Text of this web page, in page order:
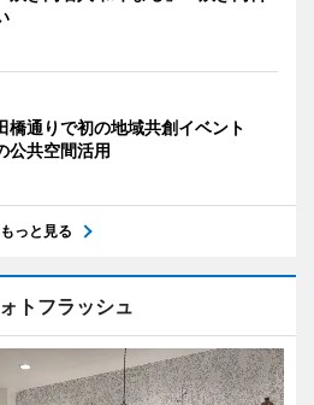
橋通りで初の地域共創イベント
公共空間活用
もっと見る
トフラッシュ